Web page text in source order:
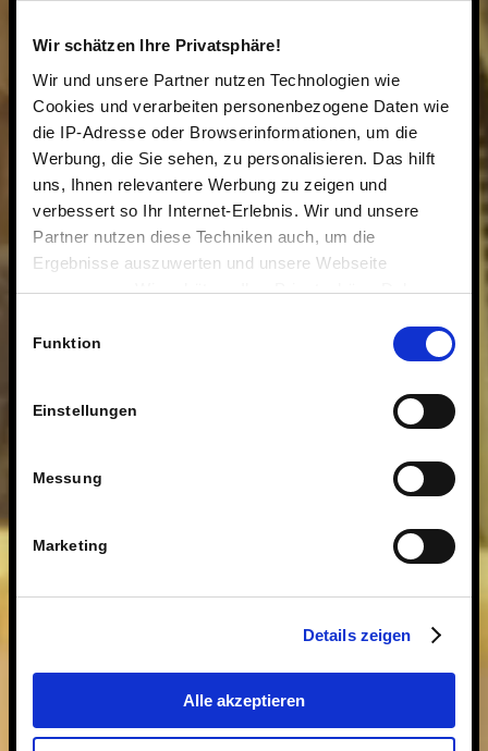
Wir schätzen Ihre Privatsphäre!
Wir und unsere Partner nutzen Technologien wie
Cookies und verarbeiten personenbezogene Daten wie
die IP-Adresse oder Browserinformationen, um die
Werbung, die Sie sehen, zu personalisieren. Das hilft
uns, Ihnen relevantere Werbung zu zeigen und
verbessert so Ihr Internet-Erlebnis. Wir und unsere
Partner nutzen diese Techniken auch, um die
Ergebnisse auszuwerten und unsere Webseite
anzupassen. Wir schätzen Ihre Privatsphäre. Daher
Technologien.
Funktion
Einstellungen
Messung
Marketing
Details zeigen
Alle akzeptieren